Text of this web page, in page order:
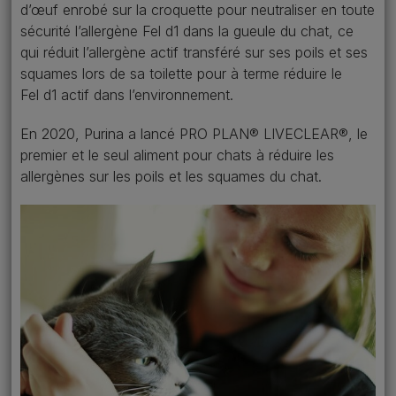
d’œuf enrobé sur la croquette pour neutraliser en toute
sécurité l’allergène Fel d1 dans la gueule du chat, ce
qui réduit l’allergène actif transféré sur ses poils et ses
squames lors de sa toilette pour à terme réduire le
Fel d1 actif dans l’environnement.
En 2020, Purina a lancé PRO PLAN® LIVECLEAR®, le
premier et le seul aliment pour chats à réduire les
allergènes sur les poils et les squames du chat.